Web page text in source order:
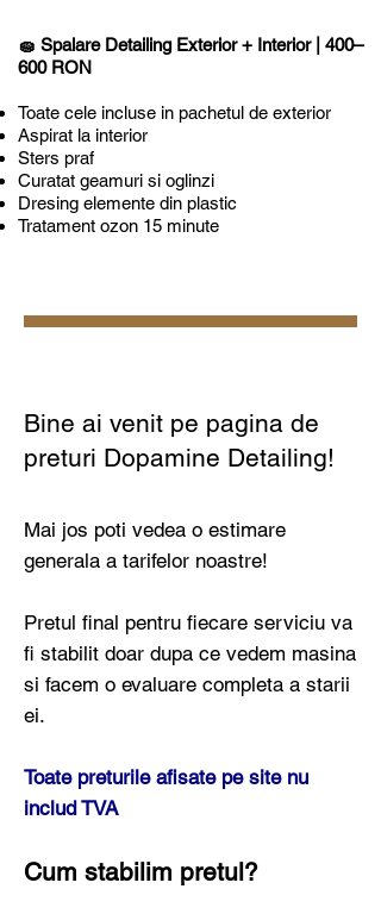
🧽 Spalare Detailing Exterior + Interior| 400–
600 RON
Toate cele incluse in pachetul de exterior
Aspirat la interior
Sters praf
Curatat geamuri si oglinzi
Dresing elemente din plastic
Tratament ozon 15 minute
Bine ai venit pe pagina de
preturi Dopamine Detailing!
Mai jos poti vedea o estimare
generala a tarifelor noastre!
Pretul final pentru fiecare serviciu va
fi stabilit doar dupa ce vedem masina
si facem o evaluare completa a starii
ei.
Toate preturile afisate pe site nu
includ TVA
Cum stabilim pretul?